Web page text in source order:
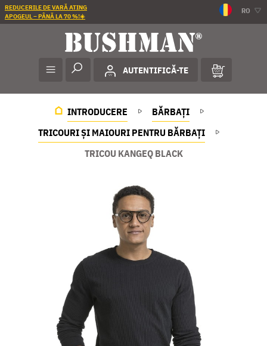
REDUCERILE DE VARĂ ATING
APOGEUL – PÂNĂ LA 70 %!☀️
RO
AUTENTIFICĂ-TE
INTRODUCERE
BĂRBAȚI
TRICOURI ȘI MAIOURI PENTRU BĂRBAȚI
TRICOU KANGEQ BLACK